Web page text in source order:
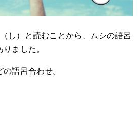
し）と読むことから、ムシの語呂
ました。
語呂合わせ。